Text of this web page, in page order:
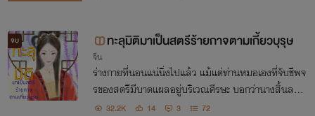
จบ ทะลุมิติมาเป็นสตรีร้ายกาจตามเกี้ยวบุรุษ
จีน
ร่างกายที่นอนแน่นิ่งไปแล้ว แม้แต่ท่านหมอเองที่จับชีพจ
รของสตรีมีบาดแผลอยู่บริเวณศีรษะ บอกว่านางสิ้นลมห
ายใจไปนานแล้ว แต่จู่ๆ ท่านหมอต้องกลับมาตรวจอาการ
32.2K 14 3 72